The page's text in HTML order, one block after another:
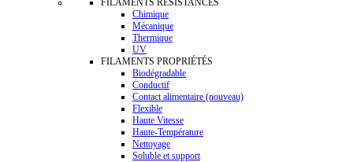
FILAMENTS RÉSISTANCES
Chimique
Mécanique
Thermique
UV
FILAMENTS PROPRIÉTÉS
Biodégradable
Conductif
Contact alimentaire (nouveau)
Flexible
Haute Vitesse
Haute-Température
Nettoyage
Soluble et support